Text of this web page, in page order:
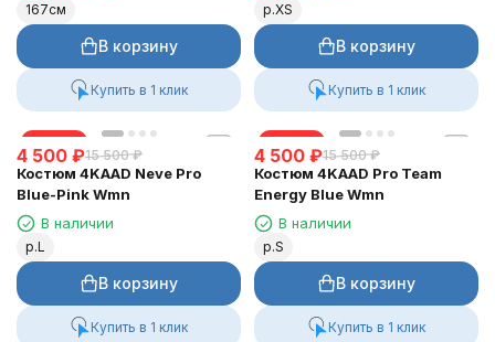
167см
В корзину
Купить в 1 клик
р.XS
В корзину
Купить в 1 клик
скидка
4 500 ₽15 500 ₽
Костюм 4KAAD Neve Pro
Blue-Pink Wmn
В наличии
р.L
В корзину
Купить в 1 клик
скидка
4 500 ₽15 500 ₽
Костюм 4KAAD Pro Team
Energy Blue Wmn
В наличии
р.S
В корзину
Купить в 1 клик